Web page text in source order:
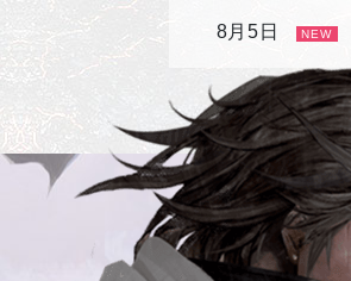
8月5日 NEW